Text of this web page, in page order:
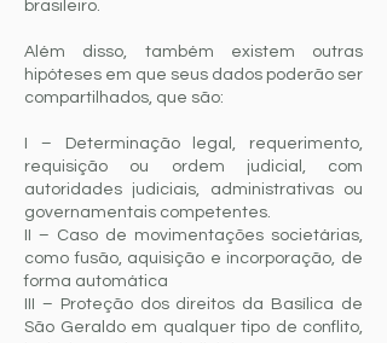
brasileiro.
Além disso, também existem outras
hipóteses em que seus dados poderão ser
compartilhados, que são:
I – Determinação legal, requerimento,
requisição ou ordem judicial, com
autoridades judiciais, administrativas ou
governamentais competentes.
II – Caso de movimentações societárias,
como fusão, aquisição e incorporação, de
forma automática
III – Proteção dos direitos da Basílica de
São Geraldo em qualquer tipo de conflito,